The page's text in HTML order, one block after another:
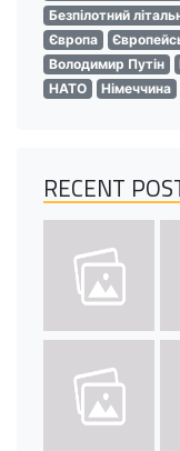
Безпілотний
Європа
Володимир Путін
НАТО
Німеччина
RECENT